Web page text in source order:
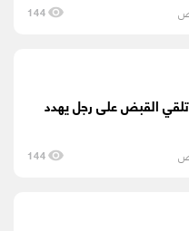
144
تلقي القبض على رجل يهدد
144